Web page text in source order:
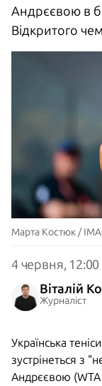
Андрєєвою в
Відкритого
Марта Костюк /
4 червня, 12:00
Віталій
Журналіст
Українська
зустрінеться з
Андрєєвою